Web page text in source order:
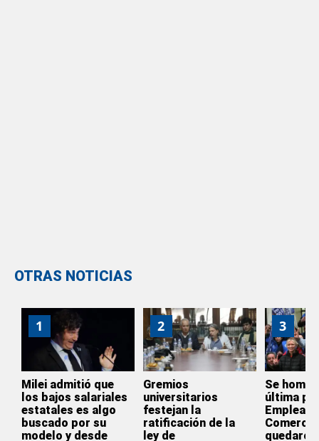
OTRAS NOTICIAS
1
Milei admitió que
los bajos salariales
estatales es algo
buscado por su
modelo y desde
2
Gremios
universitarios
festejan la
ratificación de la
ley de
3
Se
última